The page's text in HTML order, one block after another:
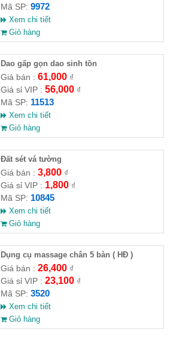
Mã SP: 9972
Xem chi tiết
Giỏ hàng
Dao gấp gọn dao sinh tồn
Giá bán : 61,000₫
Giá sỉ VIP : 56,000₫
Mã SP: 11513
Xem chi tiết
Giỏ hàng
Đất sét vá tường
Giá bán : 3,800₫
Giá sỉ VIP : 1,800₫
Mã SP: 10845
Xem chi tiết
Giỏ hàng
Dụng cụ massage chân 5 bàn ( HĐ )
Giá bán : 26,400₫
Giá sỉ VIP : 23,100₫
Mã SP: 3520
Xem chi tiết
Giỏ hàng